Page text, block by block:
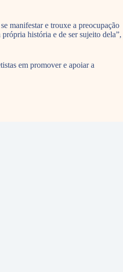
manifestar e trouxe a preocupação
história e de ser sujeito dela”,
em promover e apoiar a